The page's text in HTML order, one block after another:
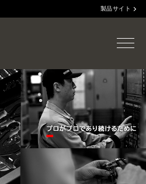
製品サイト